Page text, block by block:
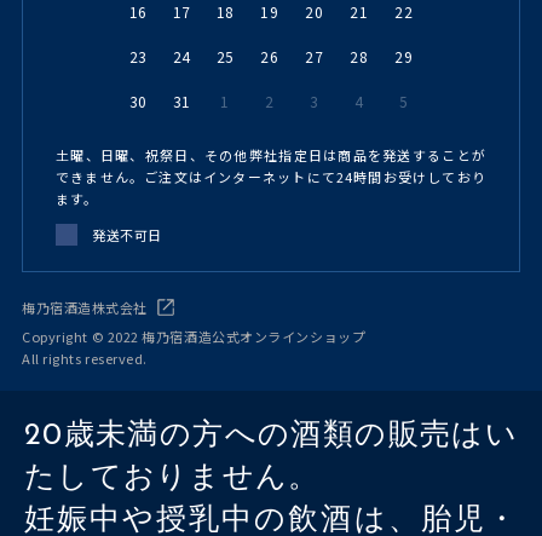
16 17 18 19 20 21 22
23 24 25 26 27 28 29
30 31 1 2 3 4 5
土曜、日曜、祝祭日、その他弊社指定日は商品を発送することが
できません。ご注文はインターネットにて24時間お受けしており
ます。
発送不可日
梅乃宿酒造株式会社
Copyright © 2022 梅乃宿酒造公式オンラインショップ
All rights reserved.
20歳未満の方への酒類の販売はい
たしておりません。
妊娠中や授乳中の飲酒は、胎児・